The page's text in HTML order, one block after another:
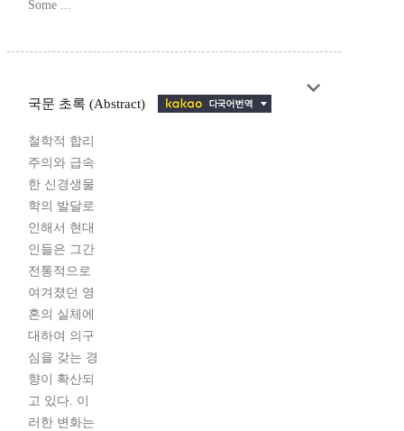
Some ...
국문 초록 (Abstract)
철학적 합리
주의와 급속
한 신경생물
학의 발달로
인해서 현대
인들은 그간
전통적으로
여겨졌던 영
혼의 실체에
대하여 의구
심을 갖는 경
향이 확산되
고 있다. 이
러한 변화는